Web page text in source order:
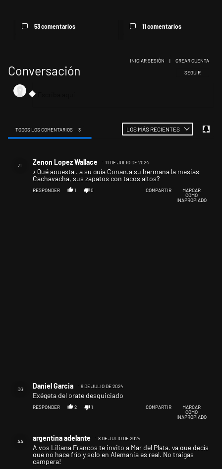
53 comentarios 11 comentarios
Conversación SIGA ESTA
SEGUIR
INICIAR SESIÓN | CREAR CUENTA
TODOS LOS COMENTARIOS 3 LOS MÁS RECIENTES
ZL Zenon Lopez Wallace 11 DE JULIO DE 2024
¿ Qué apuesta , a su guía Conan,a su hermana la mesias
Cachavacha, sus zapatos con tacos altos?
RESPONDER 1 0 COMPARTIR
MARCAR
COMO
INAPROPIADO
DG Daniel Garcia 9 DE JULIO DE 2024
Exégeta del orate desquiciado
RESPONDER 2 1 COMPARTIR
MARCAR
COMO
INAPROPIADO
AA argentina adelante 8 DE JULIO DE 2024
A vos Liliana Francos te invito a Mar del Plata, ya que decís
que no hace frío y solo en Alemania es real. No traigas
campera!